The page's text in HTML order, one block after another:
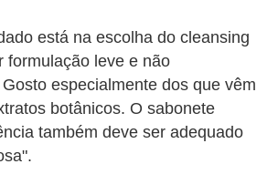
está na escolha do cleansing
formulação leve e não
especialmente dos que vêm
botânicos. O sabonete
também deve ser adequado